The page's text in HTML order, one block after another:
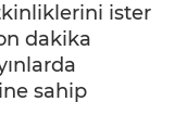
ister
dakika
sahip